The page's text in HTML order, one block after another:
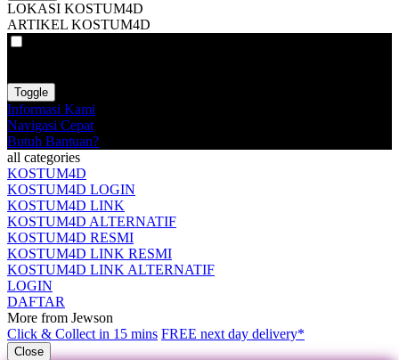
LOKASI KOSTUM4D
ARTIKEL KOSTUM4D
Toggle
Informasi Kami
Navigasi Cepat
Butuh Bantuan?
all categories
KOSTUM4D
KOSTUM4D LOGIN
KOSTUM4D LINK
KOSTUM4D ALTERNATIF
KOSTUM4D RESMI
KOSTUM4D LINK RESMI
KOSTUM4D LINK ALTERNATIF
LOGIN
DAFTAR
More from Jewson
Click & Collect in 15 mins FREE next day delivery*
Close